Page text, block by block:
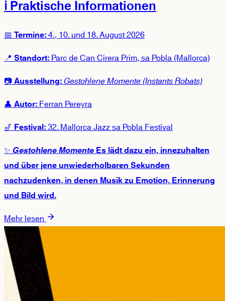
ℹ️ Praktische Informationen
📅Termine:4., 10. und 18. August 2026
📍Standort:Parc de Can Cirera Prim, sa Pobla (Mallorca)
📷Ausstellung:Gestohlene Momente (Instants Robats)
👤Autor:Ferran Pereyra
🎷Festival:32. Mallorca Jazz sa Pobla Festival
✨Gestohlene MomenteEs lädt dazu ein, innezuhalten
und über jene unwiederholbaren Sekunden
nachzudenken, in denen Musik zu Emotion, Erinnerung
und Bild wird.
Mehr lesen